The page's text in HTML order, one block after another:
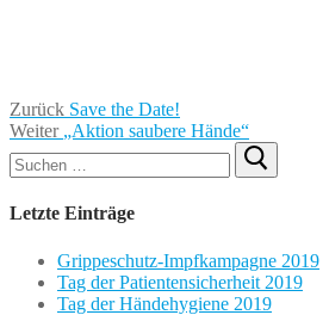
Beitragsnavigation
Zurück Vorheriger
Beitrag:
Save the Date!
Weiter
Nächster
Beitrag:
„Aktion saubere Hände“
Suchen
nach:
Letzte Einträge
Grippeschutz-Impfkampagne 2019
Tag der Patientensicherheit 2019
Tag der Händehygiene 2019